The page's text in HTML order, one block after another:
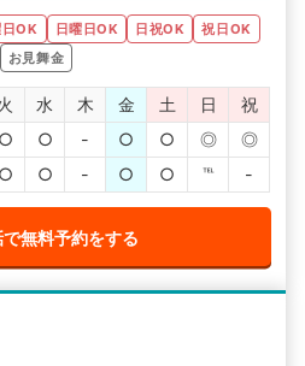
OK 日曜日OK 日祝OK
祝日OK
お見舞金
水 木 金 土 日
祝
○ ○ - ○ ○ ◎
◎
○ ○ - ○ ○ ℡ -
で無料予約をする